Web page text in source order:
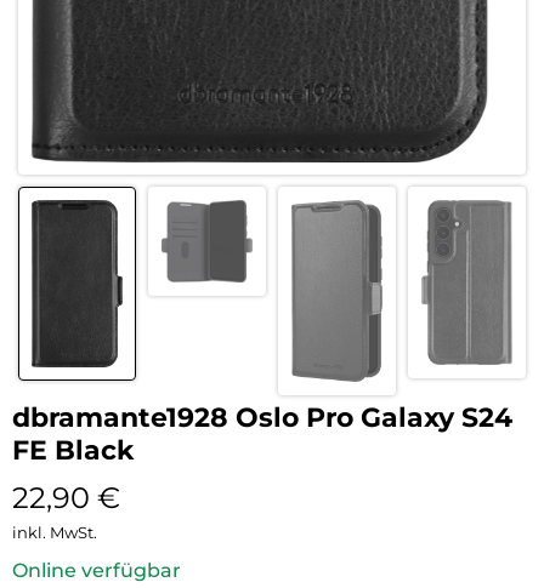
dbramante1928 Oslo Pro Galaxy S24
FE Black
22,90 €
inkl. MwSt.
Online verfügbar